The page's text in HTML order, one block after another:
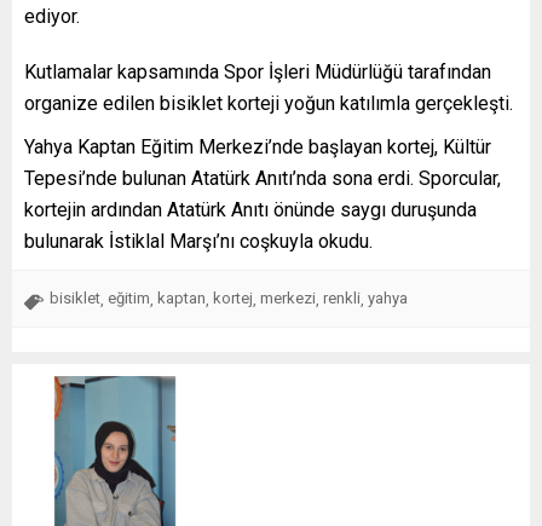
ediyor.
Kutlamalar kapsamında Spor İşleri Müdürlüğü tarafından
organize edilen bisiklet korteji yoğun katılımla gerçekleşti.
Yahya Kaptan Eğitim Merkezi’nde başlayan kortej, Kültür
Tepesi’nde bulunan Atatürk Anıtı’nda sona erdi. Sporcular,
kortejin ardından Atatürk Anıtı önünde saygı duruşunda
bulunarak İstiklal Marşı’nı coşkuyla okudu.
bisiklet eğitim kaptan kortej merkezi renkli yahya